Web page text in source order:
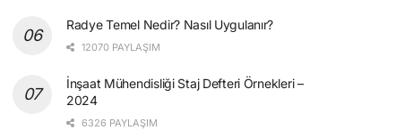
Radye Temel Nedir? Nasıl Uygulanır?
12070 PAYLAŞIM
İnşaat Mühendisliği Staj Defteri Örnekleri –
2024
6326 PAYLAŞIM